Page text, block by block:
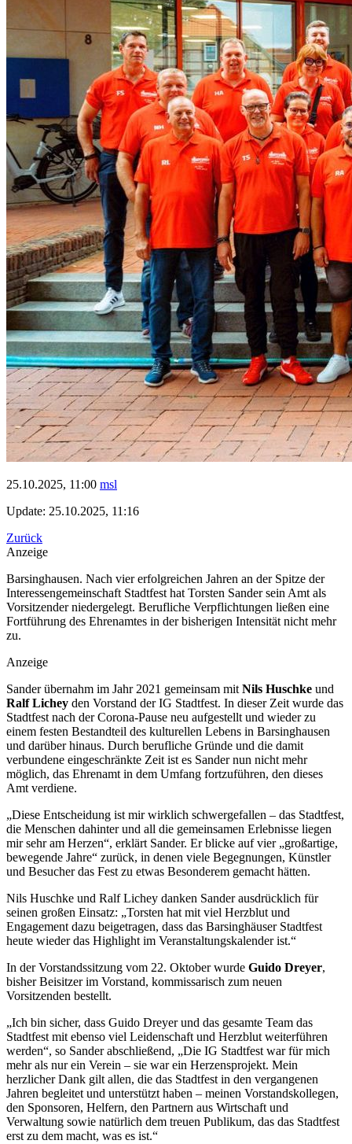
25.10.2025, 11:00 msl
Update: 25.10.2025, 11:16
Zurück
Anzeige
Barsinghausen. Nach vier erfolgreichen Jahren an der Spitze der
Interessengemeinschaft Stadtfest hat Torsten Sander sein Amt als
Vorsitzender niedergelegt. Berufliche Verpflichtungen ließen eine
Fortführung des Ehrenamtes in der bisherigen Intensität nicht mehr
zu.
Anzeige
Sander übernahm im Jahr 2021 gemeinsam mit Nils Huschke und
Ralf Lichey den Vorstand der IG Stadtfest. In dieser Zeit wurde das
Stadtfest nach der Corona-Pause neu aufgestellt und wieder zu
einem festen Bestandteil des kulturellen Lebens in Barsinghausen
und darüber hinaus. Durch berufliche Gründe und die damit
verbundene eingeschränkte Zeit ist es Sander nun nicht mehr
möglich, das Ehrenamt in dem Umfang fortzuführen, den dieses
Amt verdiene.
„Diese Entscheidung ist mir wirklich schwergefallen – das Stadtfest,
die Menschen dahinter und all die gemeinsamen Erlebnisse liegen
mir sehr am Herzen“, erklärt Sander. Er blicke auf vier „großartige,
bewegende Jahre“ zurück, in denen viele Begegnungen, Künstler
und Besucher das Fest zu etwas Besonderem gemacht hätten.
Nils Huschke und Ralf Lichey danken Sander ausdrücklich für
seinen großen Einsatz: „Torsten hat mit viel Herzblut und
Engagement dazu beigetragen, dass das Barsinghäuser Stadtfest
heute wieder das Highlight im Veranstaltungskalender ist.“
In der Vorstandssitzung vom 22. Oktober wurde Guido Dreyer,
bisher Beisitzer im Vorstand, kommissarisch zum neuen
Vorsitzenden bestellt.
„Ich bin sicher, dass Guido Dreyer und das gesamte Team das
Stadtfest mit ebenso viel Leidenschaft und Herzblut weiterführen
werden“, so Sander abschließend, „Die IG Stadtfest war für mich
mehr als nur ein Verein – sie war ein Herzensprojekt. Mein
herzlicher Dank gilt allen, die das Stadtfest in den vergangenen
Jahren begleitet und unterstützt haben – meinen Vorstandskollegen,
den Sponsoren, Helfern, den Partnern aus Wirtschaft und
Verwaltung sowie natürlich dem treuen Publikum, das das Stadtfest
erst zu dem macht, was es ist.“